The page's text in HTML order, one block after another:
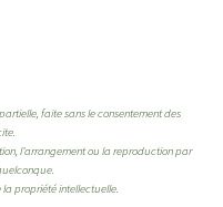
faite sans le consentement des
l’arrangement ou la reproduction par
la propriété intellectuelle.